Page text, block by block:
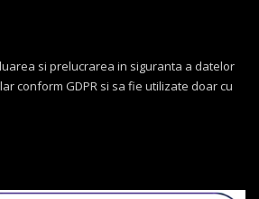
si prelucrarea in siguranta a datelor
conform GDPR si sa fie utilizate doar cu